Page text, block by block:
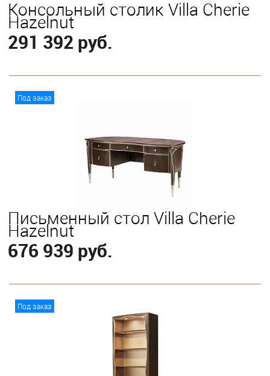
Консольный столик Villa Cherie
Hazelnut
291 392 руб.
Под заказ
Письменный стол Villa Cherie
Hazelnut
676 939 руб.
Под заказ